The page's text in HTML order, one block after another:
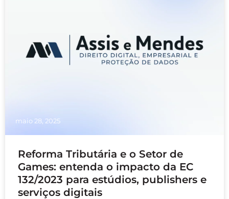
maio 28, 2025
Reforma Tributária e o Setor de
Games: entenda o impacto da EC
132/2023 para estúdios, publishers e
serviços digitais